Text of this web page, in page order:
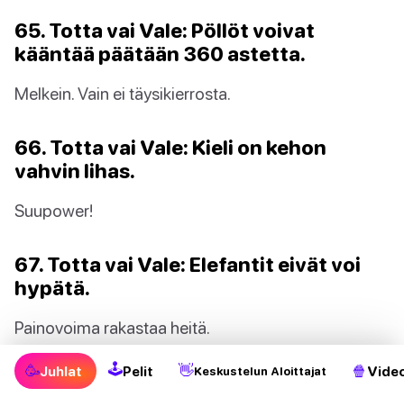
65. Totta vai Vale: Pöllöt voivat
kääntää päätään 360 astetta.
Melkein. Vain ei täysikierrosta.
66. Totta vai Vale: Kieli on kehon
vahvin lihas.
Suupower!
67. Totta vai Vale: Elefantit eivät voi
hypätä.
Painovoima rakastaa heitä.
68. Totta vai Vale: Kengurut eivät voi
🥳Juhlat 🕹Pelit 👋Keskustelun Aloittajat 🍿